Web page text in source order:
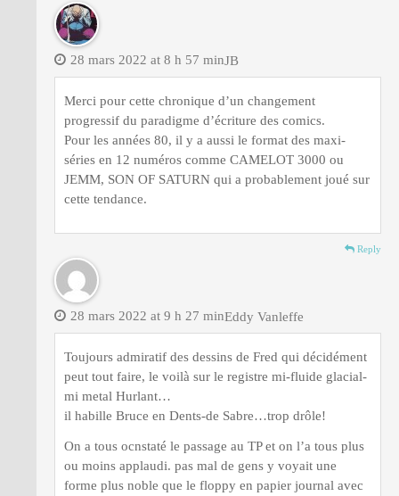
JB
28 mars 2022 at 8 h 57 min
Merci pour cette chronique d’un changement
progressif du paradigme d’écriture des comics.
Pour les années 80, il y a aussi le format des maxi-
séries en 12 numéros comme CAMELOT 3000 ou
JEMM, SON OF SATURN qui a probablement joué sur
cette tendance.
Reply
Eddy Vanleffe
28 mars 2022 at 9 h 27 min
Toujours admiratif des dessins de Fred qui décidément
peut tout faire, le voilà sur le registre mi-fluide glacial-
mi metal Hurlant…
il habille Bruce en Dents-de Sabre…trop drôle!
On a tous ocnstaté le passage au TP et on l’a tous plus
ou moins applaudi. pas mal de gens y voyait une
forme plus noble que le floppy en papier journal avec